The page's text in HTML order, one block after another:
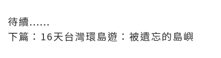
待續......
下篇：16天台灣環島遊：被遺忘的島嶼